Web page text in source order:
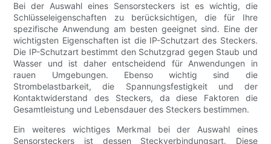
Bei der Auswahl eines Sensorsteckers ist es wichtig, die
Schlüsseleigenschaften zu berücksichtigen, die für Ihre
spezifische Anwendung am besten geeignet sind. Eine der
wichtigsten Eigenschaften ist die IP-Schutzart des Steckers.
Die IP-Schutzart bestimmt den Schutzgrad gegen Staub und
Wasser und ist daher entscheidend für Anwendungen in
rauen Umgebungen. Ebenso wichtig sind die
Strombelastbarkeit, die Spannungsfestigkeit und der
Kontaktwiderstand des Steckers, da diese Faktoren die
Gesamtleistung und Lebensdauer des Steckers bestimmen.
Ein weiteres wichtiges Merkmal bei der Auswahl eines
Sensorsteckers ist dessen Steckverbindungsart. Diese